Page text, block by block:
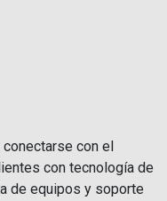
con el
con tecnología de
de equipos y soporte